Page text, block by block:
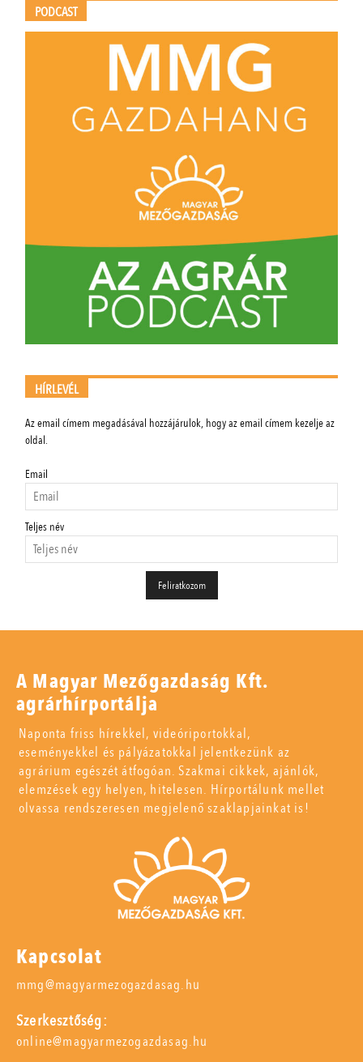
PODCAST
HÍRLEVÉL
Az email címem megadásával hozzájárulok, hogy az email címem kezelje az
oldal.
Email
Teljes név
A Magyar Mezőgazdaság Kft.
agrárhírportálja
Naponta friss hírekkel, videóriportokkal,
eseményekkel és pályázatokkal jelentkezünk az
agrárium egészét átfogóan. Szakmai cikkek, ajánlók,
elemzések egy helyen, hitelesen. Hírportálunk mellet
olvassa rendszeresen megjelenő szaklapjainkat is!
Kapcsolat
mmg@magyarmezogazdasag.hu
Szerkesztőség:
online@magyarmezogazdasag.hu